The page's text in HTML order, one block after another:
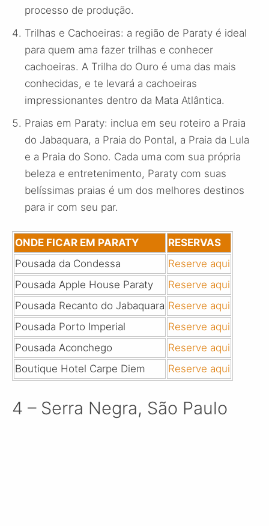
processo de produção.
Trilhas e Cachoeiras: a região de Paraty é ideal
para quem ama fazer trilhas e conhecer
cachoeiras. A Trilha do Ouro é uma das mais
conhecidas, e te levará a cachoeiras
impressionantes dentro da Mata Atlântica.
Praias em Paraty: inclua em seu roteiro a Praia
do Jabaquara, a Praia do Pontal, a Praia da Lula
e a Praia do Sono. Cada uma com sua própria
beleza e entretenimento, Paraty com suas
belíssimas praias é um dos melhores destinos
para ir com seu par.
ONDE FICAR EM PARATY
RESERVAS
Pousada da Condessa
Reserve aqui
Pousada Apple House Paraty
Reserve aqui
Pousada Recanto do Jabaquara Reserve aqui
Pousada Porto Imperial
Reserve aqui
Pousada Aconchego
Reserve aqui
Boutique Hotel Carpe Diem
Reserve aqui
4 – Serra Negra, São Paulo